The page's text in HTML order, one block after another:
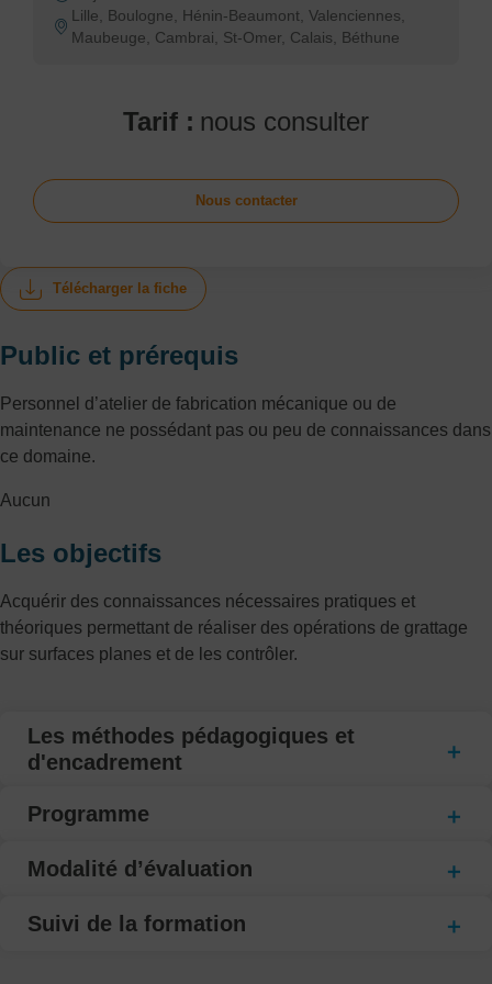
Télécharger la fiche
Public et prérequis
Personnel d’atelier de fabrication mécanique ou de
maintenance ne possédant pas ou peu de connaissances dans
ce domaine.
Aucun
Les objectifs
Acquérir des connaissances nécessaires pratiques et
théoriques permettant de réaliser des opérations de grattage
sur surfaces planes et de les contrôler.
Les méthodes pédagogiques et
d'encadrement
Programme
Modalité d’évaluation
Suivi de la formation
Lille, Boulogne, Hénin-Beaumont, Valenciennes,
Maubeuge, Cambrai, St-Omer, Calais, Béthune
Tarif : nous consulter
Nous contacter